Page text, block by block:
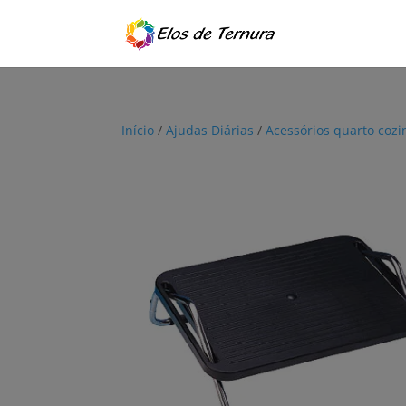
Início /Ajudas Diárias /Acessórios quarto